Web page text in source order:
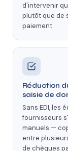
d'intervenir
plutôt que de
paiement.
Réduction
saisie de
Sans EDI, les
fournisseurs
manuels —
entre
de chèques